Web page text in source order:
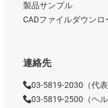
製品サンプル
CADファイルダウンロ
連絡先
03-5819-2030（代表
03-5819-2500（ヘル